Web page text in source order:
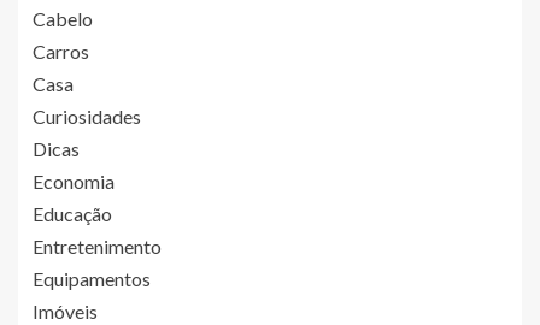
Cabelo
Carros
Casa
Curiosidades
Dicas
Economia
Educação
Entretenimento
Equipamentos
Imóveis